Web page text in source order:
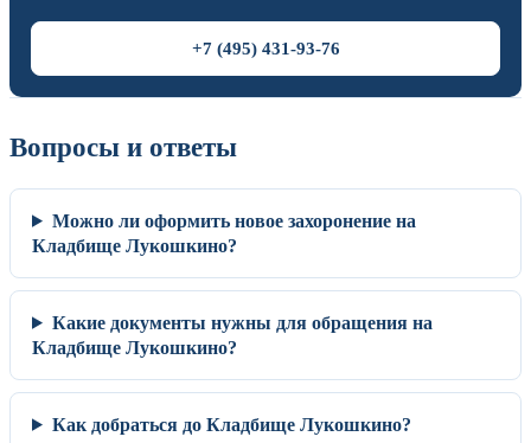
+7 (495) 431-93-76
Вопросы и ответы
Можно ли оформить новое захоронение на
Кладбище Лукошкино?
Какие документы нужны для обращения на
Кладбище Лукошкино?
Как добраться до Кладбище Лукошкино?